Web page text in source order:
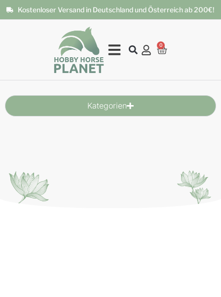
Kostenloser Versand in Deutschland und Österreich ab 200€!
0
Kategorien